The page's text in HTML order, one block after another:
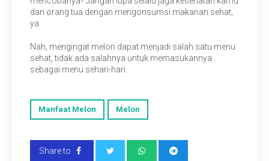
dan orang tua dengan mengonsumsi makanan sehat,
ya.
Nah, mengingat melon dapat menjadi salah satu menu
sehat, tidak ada salahnya untuk memasukannya
sebagai menu sehari-hari.
Manfaat Melon Melon
Share to